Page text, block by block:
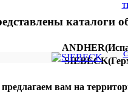
каталоги
вам на